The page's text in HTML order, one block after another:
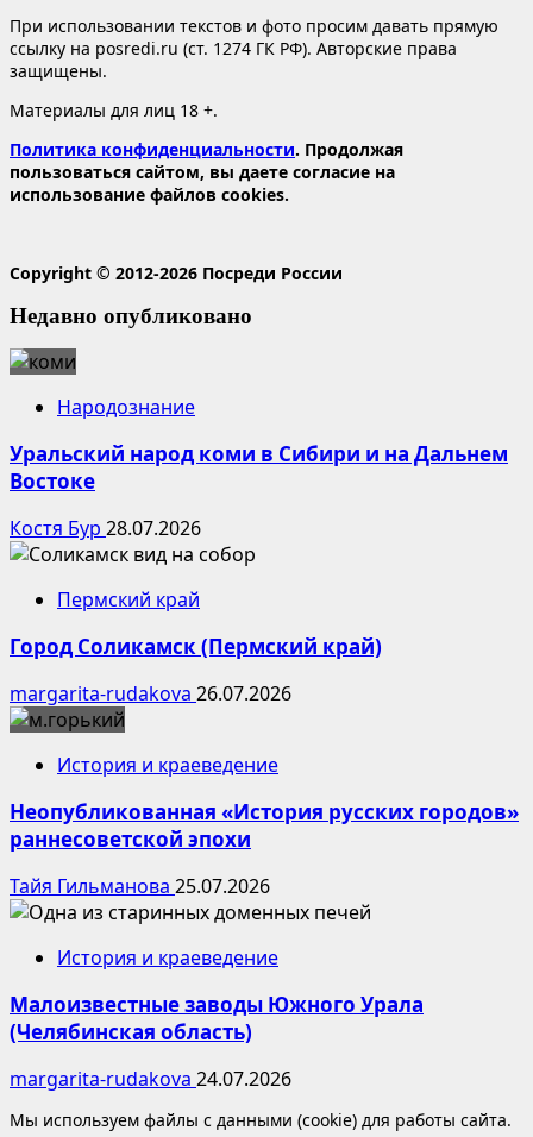
При использовании текстов и фото просим давать прямую
ссылку на posredi.ru (ст. 1274 ГК РФ). Авторские права
защищены.
Материалы для лиц 18 +.
Политика конфиденциальности. Продолжая
пользоваться сайтом, вы даете согласие на
использование файлов cookies.
Copyright © 2012-2026 Посреди России
Недавно опубликовано
Народознание
Уральский народ коми в Сибири и на Дальнем
Востоке
Костя Бур 28.07.2026
Пермский край
Город Соликамск (Пермский край)
margarita-rudakova 26.07.2026
История и краеведение
Неопубликованная «История русских городов»
раннесоветской эпохи
Тайя Гильманова 25.07.2026
История и краеведение
Малоизвестные заводы Южного Урала
(Челябинская область)
margarita-rudakova 24.07.2026
Мы используем файлы с данными (cookie) для работы сайта.